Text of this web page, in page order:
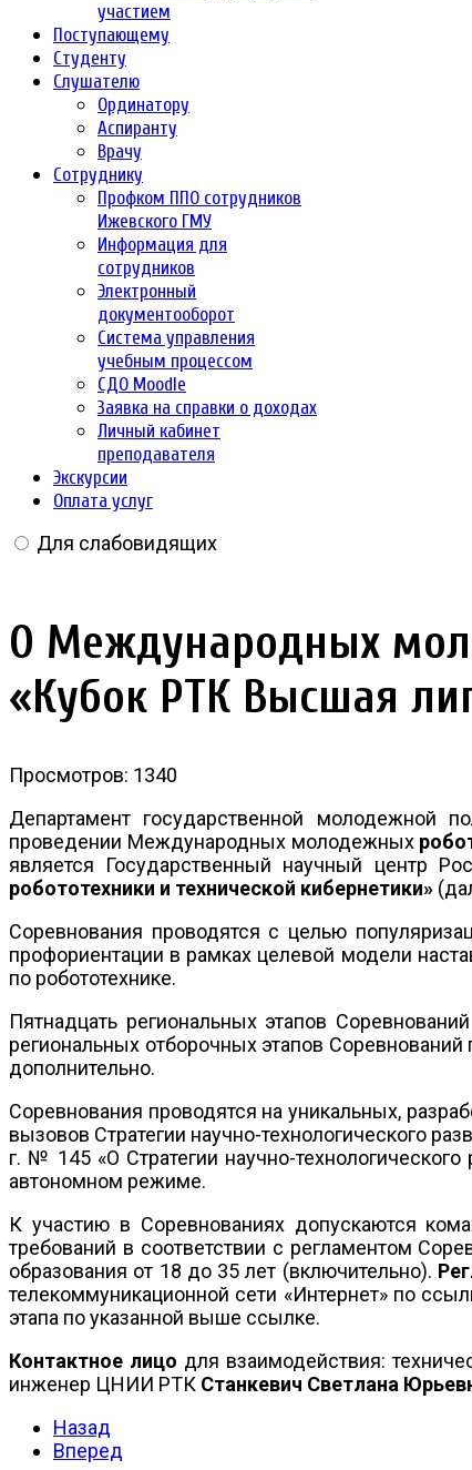
участием
Поступающему
Студенту
Слушателю
Ординатору
Аспиранту
Врачу
Сотруднику
Профком ППО сотрудников
Ижевского ГМУ
Информация для
сотрудников
Электронный
документооборот
Система управления
учебным процессом
СДО Moodle
Заявка на справки о доходах
Личный кабинет
преподавателя
Экскурсии
Оплата услуг
Для слабовидящих
О Международных
«Кубок РТК Высшая
Просмотров: 1340
Департамент государственной молодежной
проведении Международных молодежных
является Государственный научный центр
робототехники и технической кибернетики»
Соревнования проводятся с целью
профориентации в рамках целевой модели
по робототехнике.
Пятнадцать региональных этапов
региональных отборочных этапов
дополнительно.
Соревнования проводятся на уникальных,
вызовов Стратегии научно-технологического
г. № 145 «О Стратегии научно-
автономном режиме.
К участию в Соревнованиях допускаются
требований в соответствии с регламентом
образования от 18 до 35 лет (включительно).
телекоммуникационной сети «Интернет» по
этапа по указанной выше ссылке.
Контактное лицо для взаимодействия:
инженер ЦНИИ РТК Станкевич Светлана
Назад
Вперед